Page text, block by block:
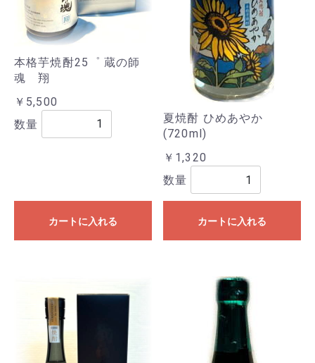
本格芋焼酎25゜ 蔵の師
魂 翔
￥5,500
数量
カートに入れる
夏焼酎 ひめあやか
(720ml)
￥1,320
数量
カートに入れる